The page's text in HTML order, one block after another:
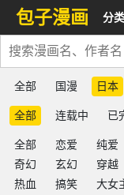
包子漫画 分类
全部 国漫 日本
全部 连载中 已
全部 恋爱 纯爱
奇幻
玄幻 穿越
热血
搞笑 大女